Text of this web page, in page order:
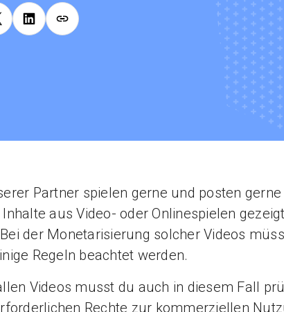
Partner spielen gerne und posten gerne
aus Video- oder Onlinespielen gezeigt
der Monetarisierung solcher Videos
Regeln beachtet werden.
Videos musst du auch in diesem Fall
Rechte zur kommerziellen